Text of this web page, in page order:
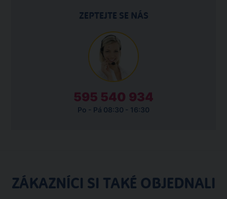
ZEPTEJTE SE NÁS
595 540 934
Po - Pá 08:30 - 16:30
ZÁKAZNÍCI SI TAKÉ OBJEDNALI